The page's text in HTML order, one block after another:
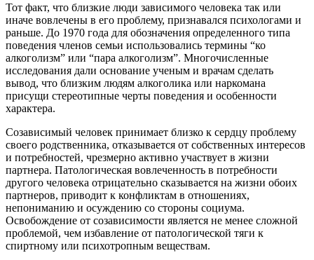
Тот факт, что близкие люди зависимого человека так или
иначе вовлечены в его проблему, признавался психологами и
раньше. До 1970 года для обозначения определенного типа
поведения членов семьи использовались термины “ко
алкоголизм” или “пара алкоголизм”. Многочисленные
исследования дали основание ученым и врачам сделать
вывод, что близким людям алкоголика или наркомана
присущи стереотипные черты поведения и особенности
характера.
Созависимый человек принимает близко к сердцу проблему
своего родственника, отказывается от собственных интересов
и потребностей, чрезмерно активно участвует в жизни
партнера. Патологическая вовлеченность в потребности
другого человека отрицательно сказывается на жизни обоих
партнеров, приводит к конфликтам в отношениях,
непониманию и осуждению со стороны социума.
Освобождение от созависимости является не менее сложной
проблемой, чем избавление от патологической тяги к
спиртному или психотропным веществам.